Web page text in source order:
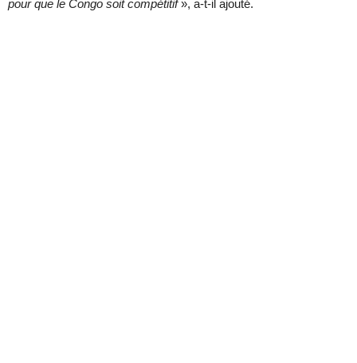
pour que le Congo soit compétitif», a-t-il ajouté.